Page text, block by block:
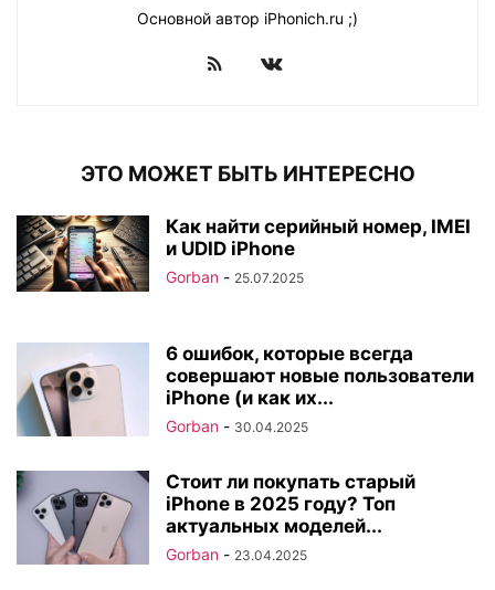
Основной автор iPhonich.ru ;)
ЭТО МОЖЕТ БЫТЬ ИНТЕРЕСНО
Как найти серийный номер, IMEI
и UDID iPhone
Gorban - 25.07.2025
6 ошибок, которые всегда
совершают новые пользователи
iPhone (и как их...
Gorban - 30.04.2025
Стоит ли покупать старый
iPhone в 2025 году? Топ
актуальных моделей...
Gorban - 23.04.2025